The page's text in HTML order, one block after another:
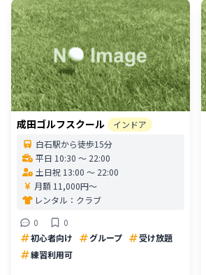
成田ゴルフスクール
インドア
白石駅から徒歩15分
平日 10:30 〜 22:00
土日祝 13:00 〜 22:00
月額 11,000円〜
レンタル： クラブ
0
0
初心者向け
グループ
受け放題
練習利用可